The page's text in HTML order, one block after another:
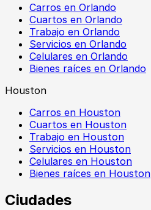
Carros en Orlando
Cuartos en Orlando
Trabajo en Orlando
Servicios en Orlando
Celulares en Orlando
Bienes raíces en Orlando
Houston
Carros en Houston
Cuartos en Houston
Trabajo en Houston
Servicios en Houston
Celulares en Houston
Bienes raíces en Houston
Ciudades